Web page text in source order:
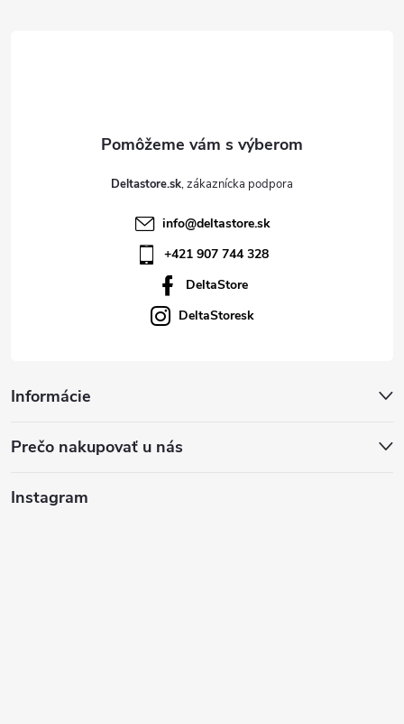
Deltastore.sk
info@deltastore.sk
+421 907 744 328
DeltaStore
DeltaStoresk
Informácie
Prečo nakupovať u nás
Instagram